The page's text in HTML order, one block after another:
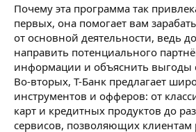
Почему эта программа так
первых, она помогает вам
от основной деятельности, ведь
направить потенциального
информации и объяснить выгоды
Во-вторых, Т-Банк предлагает
инструментов и офферов: от
карт и кредитных продуктов до
сервисов, позволяющих клиентам